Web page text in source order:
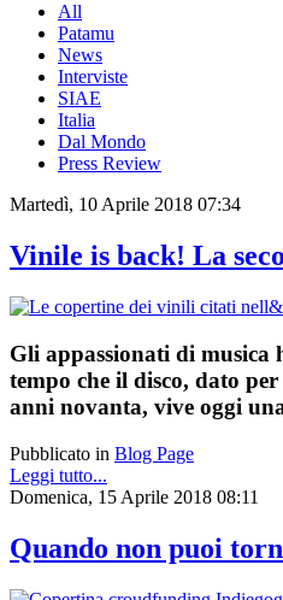
All
Patamu
News
Interviste
SIAE
Italia
Dal Mondo
Press Review
Martedì, 10 Aprile 2018 07:34
Vinile is back! La
Gli appassionati di musica
tempo che il disco, dato
anni novanta, vive oggi
Pubblicato in Blog Page
Leggi tutto...
Domenica, 15 Aprile 2018 08:11
Quando non puoi